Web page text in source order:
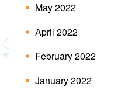
May 2022
April 2022
February 2022
January 2022